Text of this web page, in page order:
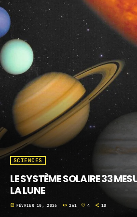
SCIENCES
LE SYSTÈME SOLAIRE 33
LA LUNE
today FÉVRIER 10, 2026 261 4 10